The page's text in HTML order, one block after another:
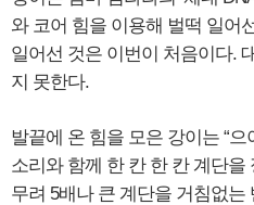
와 코어 힘을 이용해 벌떡 일어
일어선 것은 이번이 처음이다.
지 못한다.
발끝에 온 힘을 모은 강이는 “
소리와 함께 한 칸 한 칸 계단
무려 5배나 큰 계단을 거침없